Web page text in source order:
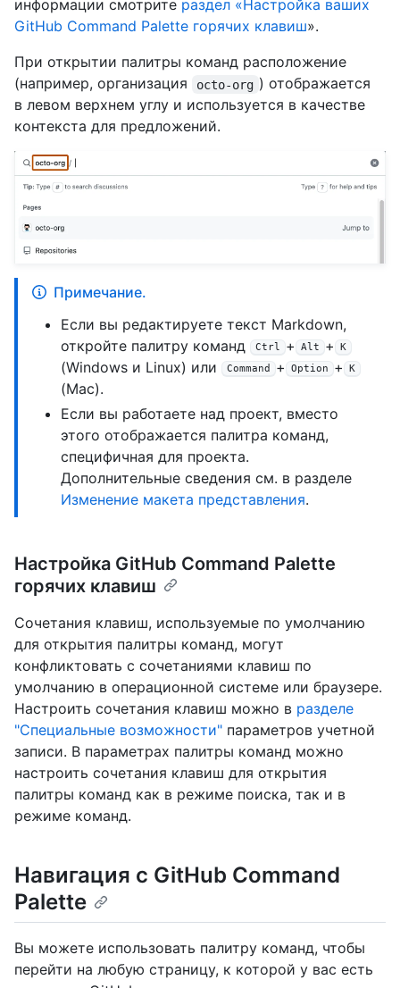
информации смотрите раздел «Настройка ваших
GitHub Command Palette горячих клавиш».
При открытии палитры команд расположение
(например, организация
octo-org ) отображается
в левом верхнем углу и используется в качестве
контекста для предложений.
Примечание.
Если вы редактируете текст Markdown,
откройте палитру команд
Ctrl + Alt + K
(Windows и Linux) или Command + Option + K
(Mac).
Если вы работаете над проект, вместо
этого отображается палитра команд,
специфичная для проекта.
Дополнительные сведения см. в разделе
Изменение макета представления.
Настройка GitHub Command Palette
горячих клавиш
Сочетания клавиш, используемые по умолчанию
для открытия палитры команд, могут
конфликтовать с сочетаниями клавиш по
умолчанию в операционной системе или браузере.
Настроить сочетания клавиш можно в разделе
"Специальные возможности" параметров учетной
записи. В параметрах палитры команд можно
настроить сочетания клавиш для открытия
палитры команд как в режиме поиска, так и в
режиме команд.
Навигация с GitHub Command
Palette
Вы можете использовать палитру команд, чтобы
перейти на любую страницу, к которой у вас есть